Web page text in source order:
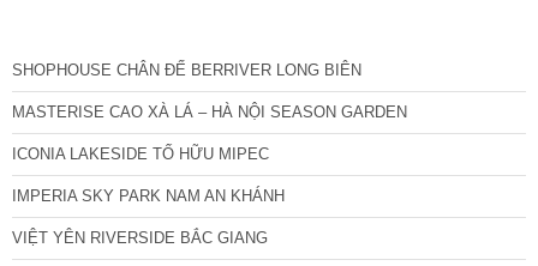
SHOPHOUSE CHÂN ĐẾ BERRIVER LONG BIÊN
MASTERISE CAO XÀ LÁ – HÀ NỘI SEASON GARDEN
ICONIA LAKESIDE TỐ HỮU MIPEC
IMPERIA SKY PARK NAM AN KHÁNH
VIỆT YÊN RIVERSIDE BẮC GIANG